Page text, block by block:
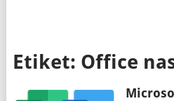
Etiket: Office